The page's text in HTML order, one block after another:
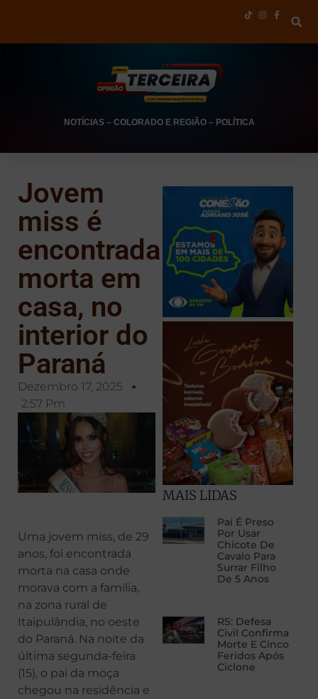
NOTÍCIAS– COLORADO E REGIÃO– POLÍTICA
Jovem
miss é
encontrada
morta em
casa, no
interior do
Paraná
Dezembro 17, 2025
2:57 Pm
Uma jovem miss, de 29
anos, foi encontrada
morta na casa onde
morava com a família,
na zona rural de
Itaipulândia, no oeste
do Paraná. Na noite da
última segunda-feira
(15), o pai da moça
chegou na residência e
MAIS LIDAS
Pai É Preso
Por Usar
Chicote De
Cavalo Para
Surrar Filho
De 5 Anos
RS: Defesa
Civil Confirma
Morte E Cinco
Feridos Após
Ciclone